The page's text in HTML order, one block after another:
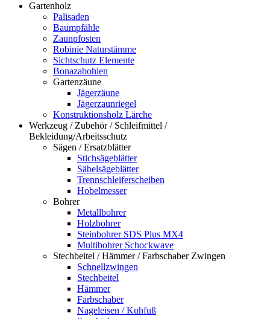
Gartenholz
Palisaden
Baumpfähle
Zaunpfosten
Robinie Naturstämme
Sichtschutz Elemente
Bonazabohlen
Gartenzäune
Jägerzäune
Jägerzaunriegel
Konstruktionsholz Lärche
Werkzeug / Zubehör / Schleifmittel /
Bekleidung/Arbeitsschutz
Sägen / Ersatzblätter
Stichsägeblätter
Säbelsägeblätter
Trennschleiferscheiben
Hobelmesser
Bohrer
Metallbohrer
Holzbohrer
Steinbohrer SDS Plus MX4
Multibohrer Schockwave
Stechbeitel / Hämmer / Farbschaber Zwingen
Schnellzwingen
Stechbeitel
Hämmer
Farbschaber
Nageleisen / Kuhfuß